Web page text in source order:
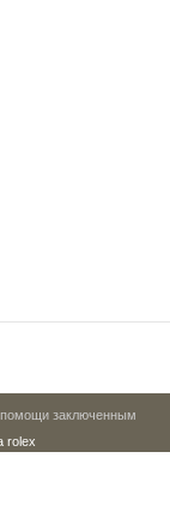
помощи заключенным
rolex